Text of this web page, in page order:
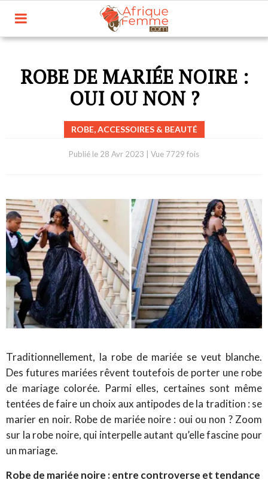
ROBE DE MARIÉE NOIRE :
OUI OU NON ?
ROBE, ACCESSOIRES & BEAUTÉ
Publié le 28 Avr 2023 Vue 7729 fois
Traditionnellement, la robe de mariée se veut blanche.
Des futures mariées rêvent toutefois de porter une robe
de mariage colorée. Parmi elles, certaines sont même
tentées de faire un choix aux antipodes de la tradition : se
marier en noir. Robe de mariée noire : oui ou non ? Zoom
sur la robe noire, qui interpelle autant qu’elle fascine pour
un mariage.
Robe de mariée noire : entre controverse et tendance